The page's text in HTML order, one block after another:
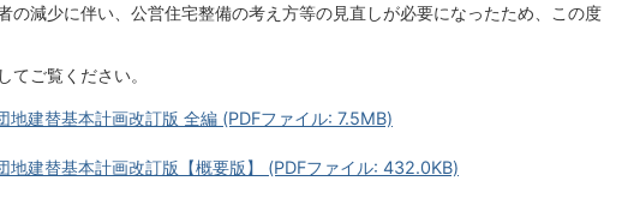
の減少に伴い、公営住宅整備の考え方等の見直しが必要になったため、この度
てご覧ください。
地建替基本計画改訂版 全編 (PDFファイル: 7.5MB)
地建替基本計画改訂版【概要版】 (PDFファイル: 432.0KB)